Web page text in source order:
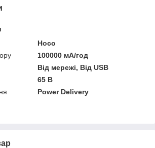
Hoco
100000 мА/год
Від мережі, Від USB
65 В
Power Delivery